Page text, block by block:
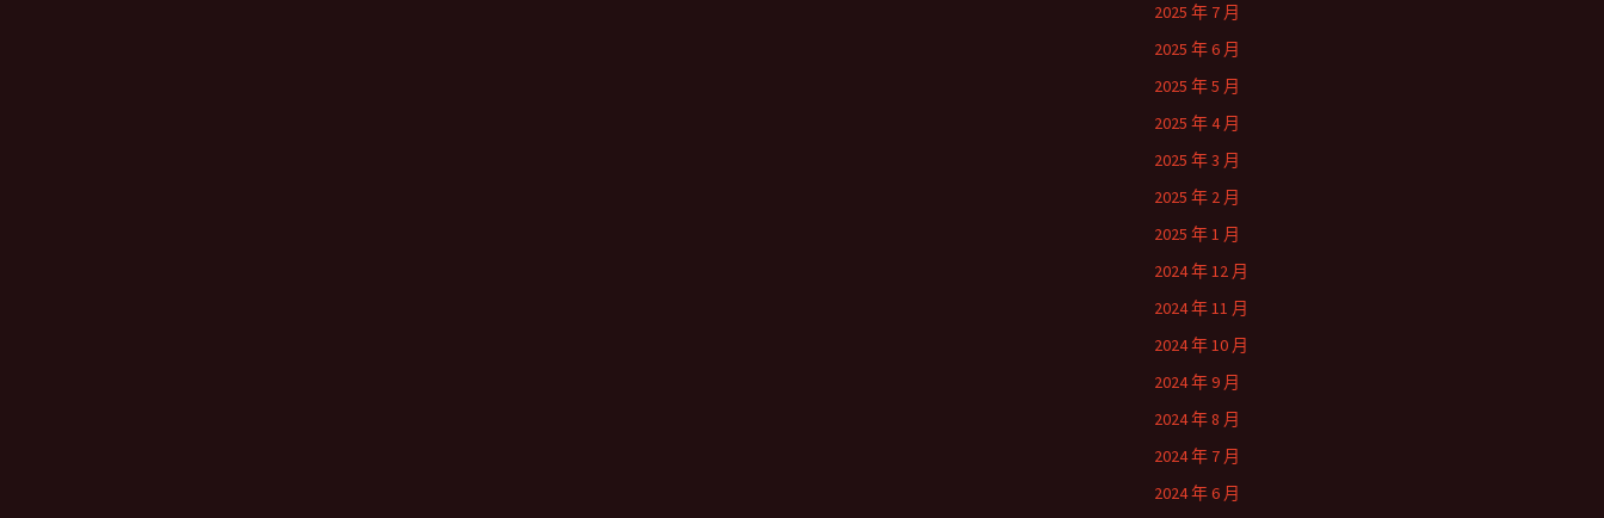
2025 年 7 月
2025 年 6 月
2025 年 5 月
2025 年 4 月
2025 年 3 月
2025 年 2 月
2025 年 1 月
2024 年 12 月
2024 年 11 月
2024 年 10 月
2024 年 9 月
2024 年 8 月
2024 年 7 月
2024 年 6 月